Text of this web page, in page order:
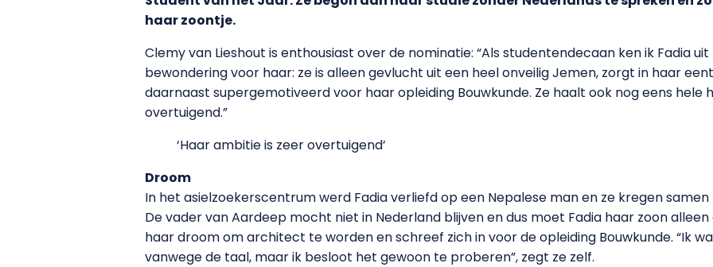
haar zoontje.
Clemy van Lieshout is enthousiast over de nominatie: “Als studentendecaan ken ik Fadia
bewondering voor haar: ze is alleen gevlucht uit een heel onveilig Jemen, zorgt in haar
daarnaast supergemotiveerd voor haar opleiding Bouwkunde. Ze haalt ook nog eens hele
overtuigend.”
‘Haar ambitie is zeer overtuigend’
Droom
In het asielzoekerscentrum werd Fadia verliefd op een Nepalese man en ze kregen samen
De vader van Aardeep mocht niet in Nederland blijven en dus moet Fadia haar zoon
haar droom om architect te worden en schreef zich in voor de opleiding Bouwkunde. “Ik
vanwege de taal, maar ik besloot het gewoon te proberen”, zegt ze zelf.